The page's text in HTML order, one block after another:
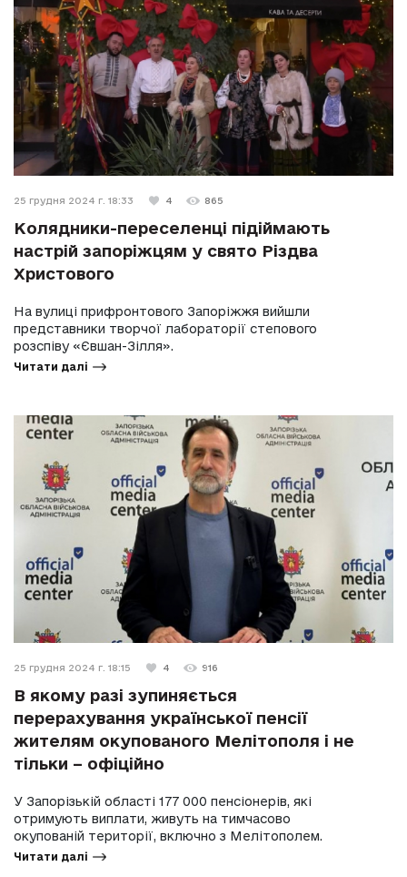
25 грудня 2024 г. 18:33 4 865
Колядники-переселенці підіймають
настрій запоріжцям у свято Різдва
Христового
На вулиці прифронтового Запоріжжя вийшли
представники творчої лабораторії степового
розспіву «Євшан-Зілля».
Читати далі
25 грудня 2024 г. 18:15 4 916
В якому разі зупиняється
перерахування української пенсії
жителям окупованого Мелітополя і не
тільки – офіційно
У Запорізькій області 177 000 пенсіонерів, які
отримують виплати, живуть на тимчасово
окупованій території, включно з Мелітополем.
Читати далі